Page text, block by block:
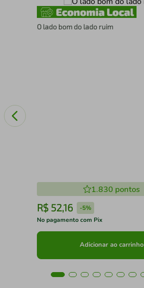
O lado bom do lado ruim
1.830 pontos
R$ 52,16 -5%
No pagamento com Pix
Adicionar ao carrinho